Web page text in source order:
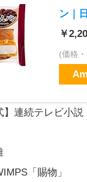
ン｜
￥
(価格
】連続テレビ小説
「賜物」